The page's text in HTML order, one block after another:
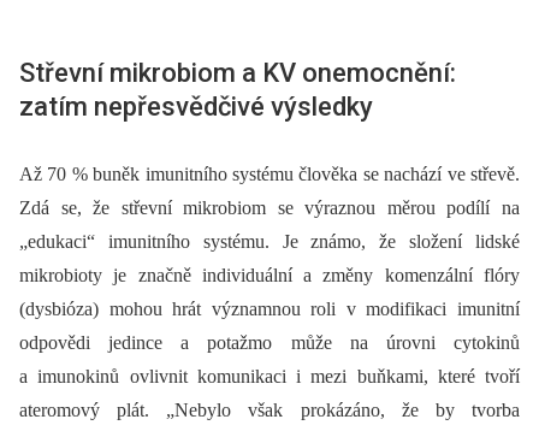
Střevní mikrobiom a KV onemocnění:
zatím nepřesvědčivé výsledky
Až 70 % buněk imunitního systému člověka se nachází ve střevě.
Zdá se, že střevní mikrobiom se výraznou měrou podílí na
„edukaci“ imunitního systému. Je známo, že složení lidské
mikrobioty je značně individuální a změny komenzální flóry
(dysbióza) mohou hrát významnou roli v modifikaci imunitní
odpovědi jedince a potažmo může na úrovni cytokinů
a imunokinů ovlivnit komunikaci i mezi buňkami, které tvoří
ateromový plát. „Nebylo však prokázáno, že by tvorba